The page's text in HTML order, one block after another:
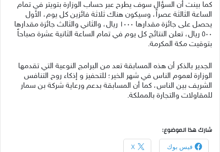
كما بينت أن السؤال سوف يطرح عبر حساب الوزارة بتويتر في تمام
الساعة الثالثة عصراً، وسيكون هناك ثلاثة فائزين كل يوم، الأول
يحصل على جائزة مقدارها ١٠٠٠ ريال، والثاني والثالث جائزة مقدارها
٥٠٠ ريال، تعلن النتائج كل يوم في تمام الساعة الثانية عشرة صباحاً
بتوقيت مكة المكرمة.
الجدير بالذكر أن هذه المسابقة تعد من البرامج النوعية التي تقدمها
الوزارة لعموم الناس في شهر الخير؛ للتحفيز و إذكاء روح التنافس
الشريف بين الناس، كما أن المسابقة بدعم ورعاية شركة بن سمار
للمقاولات والتجارة بالمملكة.
شارك هذا الموضوع:
فيس بوك X